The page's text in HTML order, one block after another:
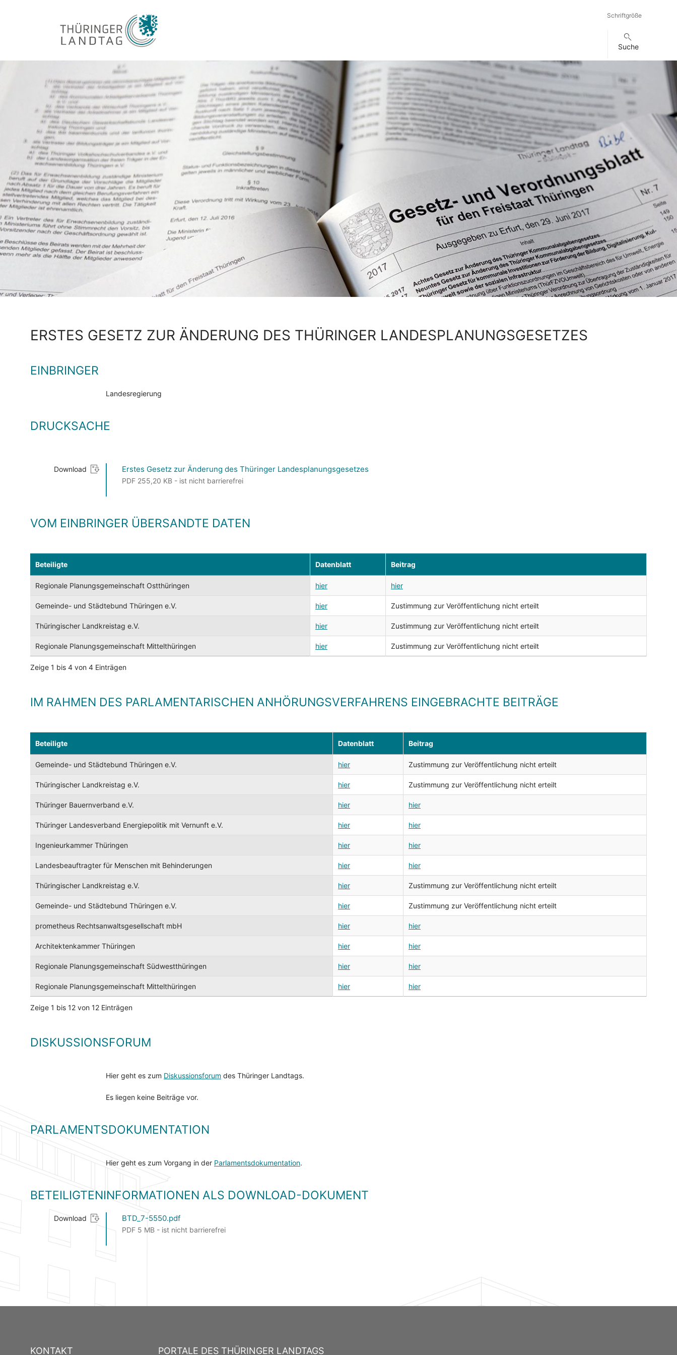
Schriftgröße
Suche
ERSTES GESETZ ZUR ÄNDERUNG DES THÜRINGER LANDESPLANUNGSGESETZES
EINBRINGER
Landesregierung
DRUCKSACHE
Download Erstes Gesetz zur Änderung des Thüringer Landesplanungsgesetzes
PDF 255,20 KB - ist nicht barrierefrei
VOM EINBRINGER ÜBERSANDTE DATEN
Beteiligte Datenblatt Beitrag
Regionale Planungsgemeinschaft Ostthüringen hier hier
Gemeinde- und Städtebund Thüringen e.V. hier Zustimmung zur Veröffentlichung nicht erteilt
Thüringischer Landkreistag e.V. hier Zustimmung zur Veröffentlichung nicht erteilt
Regionale Planungsgemeinschaft Mittelthüringen hier Zustimmung zur Veröffentlichung nicht erteilt
Zeige 1 bis 4 von 4 Einträgen
IM RAHMEN DES PARLAMENTARISCHEN ANHÖRUNGSVERFAHRENS EINGEBRACHTE BEITRÄGE
Beteiligte Datenblatt Beitrag
Gemeinde- und Städtebund Thüringen e.V. hier Zustimmung zur Veröffentlichung nicht erteilt
Thüringischer Landkreistag e.V. hier Zustimmung zur Veröffentlichung nicht erteilt
Thüringer Bauernverband e.V. hier hier
Thüringer Landesverband Energiepolitik mit Vernunft e.V. hier hier
Ingenieurkammer Thüringen hier hier
Landesbeauftragter für Menschen mit Behinderungen hier hier
Thüringischer Landkreistag e.V. hier Zustimmung zur Veröffentlichung nicht erteilt
Gemeinde- und Städtebund Thüringen e.V. hier Zustimmung zur Veröffentlichung nicht erteilt
prometheus Rechtsanwaltsgesellschaft mbH hier hier
Architektenkammer Thüringen hier hier
Regionale Planungsgemeinschaft Südwestthüringen hier hier
Regionale Planungsgemeinschaft Mittelthüringen hier hier
Zeige 1 bis 12 von 12 Einträgen
DISKUSSIONSFORUM
Hier geht es zum Diskussionsforum des Thüringer Landtags.
Es liegen keine Beiträge vor.
PARLAMENTSDOKUMENTATION
Hier geht es zum Vorgang in der Parlamentsdokumentation.
BETEILIGTENINFORMATIONEN ALS DOWNLOAD-DOKUMENT
Download BTD_7-5550.pdf
PDF 5 MB - ist nicht barrierefrei
KONTAKT PORTALE DES THÜRINGER LANDTAGS